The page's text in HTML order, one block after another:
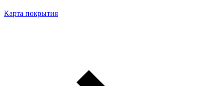
Карта покрытия